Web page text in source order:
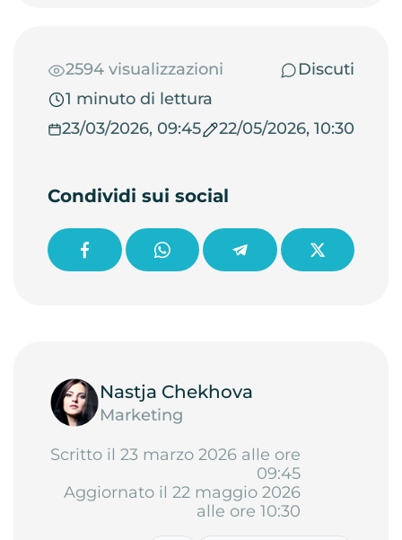
2594 visualizzazioni
Discuti
1 minuto di lettura
23/03/2026, 09:45
22/05/2026, 10:30
Condividi sui social
Nastja Chekhova
Marketing
Scritto il 23 marzo 2026 alle ore
09:45
Aggiornato il 22 maggio 2026
alle ore 10:30